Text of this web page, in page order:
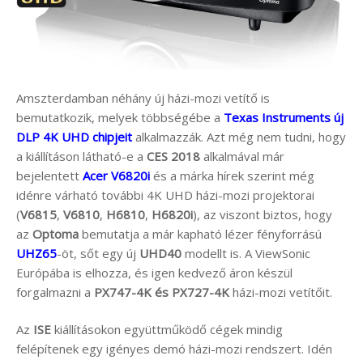
Amszterdamban néhány új házi-mozi vetítő is
bemutatkozik, melyek többségébe a Texas Instruments új
DLP 4K UHD chipjeit alkalmazzák. Azt még nem tudni, hogy
a kiállításon látható-e a CES 2018 alkalmával már
bejelentett Acer V6820i és a márka hírek szerint még
idénre várható további 4K UHD házi-mozi projektorai
(V6815, V6810, H6810, H6820i), az viszont biztos, hogy
az Optoma bemutatja a már kapható lézer fényforrású
UHZ65-öt, sőt egy új UHD40 modellt is. A ViewSonic
Európába is elhozza, és igen kedvező áron készül
forgalmazni a PX747-4K és PX727-4K házi-mozi vetítőit.
Az ISE kiállításokon együttműködő cégek mindig
felépítenek egy igényes demó házi-mozi rendszert. Idén